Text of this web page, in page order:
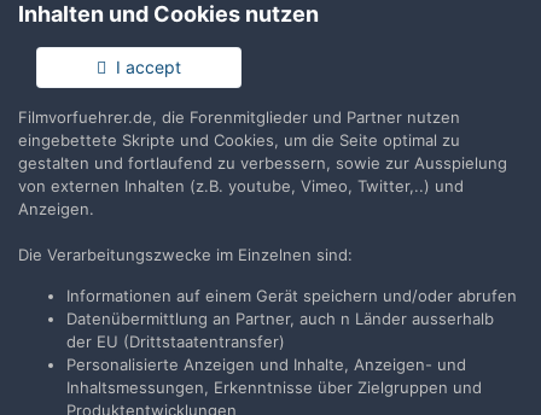
Zur Themenübersicht
Filmvorführer.de via Google durchsuchen:
Sprache
Impressum / Datenschutzerklärung
Nutzungsbedingungen
Realisierung: IN-Solution
Powered by Invision Community
Inhalten und Cookies nutzen
I accept
Filmvorfuehrer.de, die Forenmitglieder und Partner nutzen
eingebettete Skripte und Cookies, um die Seite optimal zu
gestalten und fortlaufend zu verbessern, sowie zur Ausspielung
von externen Inhalten (z.B. youtube, Vimeo, Twitter,..) und
Anzeigen.
Die Verarbeitungszwecke im Einzelnen sind:
Informationen auf einem Gerät speichern und/oder abrufen
Datenübermittlung an Partner, auch n Länder ausserhalb
der EU (Drittstaatentransfer)
Personalisierte Anzeigen und Inhalte, Anzeigen- und
Inhaltsmessungen, Erkenntnisse über Zielgruppen und
Produktentwicklungen